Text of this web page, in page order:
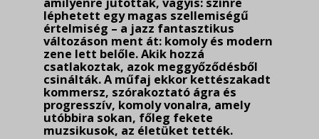
léphetett egy magas szellemiségű
értelmiség – a jazz fantasztikus
változáson ment át: komoly és modern
zene lett belőle. Akik hozzá
csatlakoztak, azok meggyőződésből
csinálták. A műfaj ekkor kettészakadt
kommersz, szórakoztató ágra és
progresszív, komoly vonalra, amely
utóbbira sokan, főleg fekete
muzsikusok, az életüket tették.